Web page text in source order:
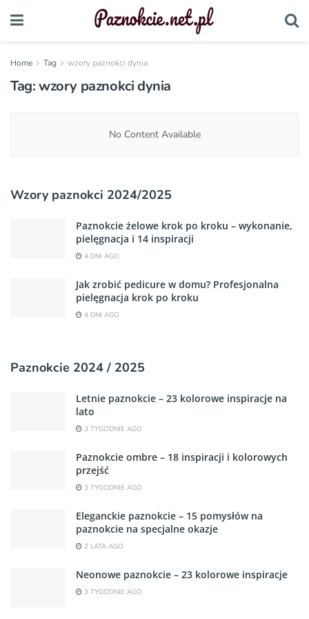
Home Tag wzory paznokci dynia
Tag:wzory paznokci dynia
No Content Available
Wzory paznokci 2024/2025
Paznokcie żelowe krok po kroku – wykonanie,
pielęgnacja i 14 inspiracji
4 DNI AGO
Jak zrobić pedicure w domu? Profesjonalna
pielęgnacja krok po kroku
4 DNI AGO
Paznokcie 2024 / 2025
Letnie paznokcie – 23 kolorowe inspiracje na
lato
3 TYGODNIE AGO
Paznokcie ombre – 18 inspiracji i kolorowych
przejść
3 TYGODNIE AGO
Eleganckie paznokcie – 15 pomysłów na
paznokcie na specjalne okazje
2 LATA AGO
Neonowe paznokcie – 23 kolorowe inspiracje
3 TYGODNIE AGO